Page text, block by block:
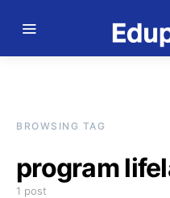
BROWSING TAG
program
1 post